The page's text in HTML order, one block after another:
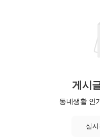
게시
동네생활 인
실